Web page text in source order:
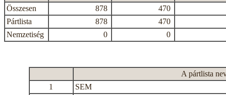
Összesen 878
470
Pártlista
878
470
Nemzetiség
0 0
A pártlista
1
SEM